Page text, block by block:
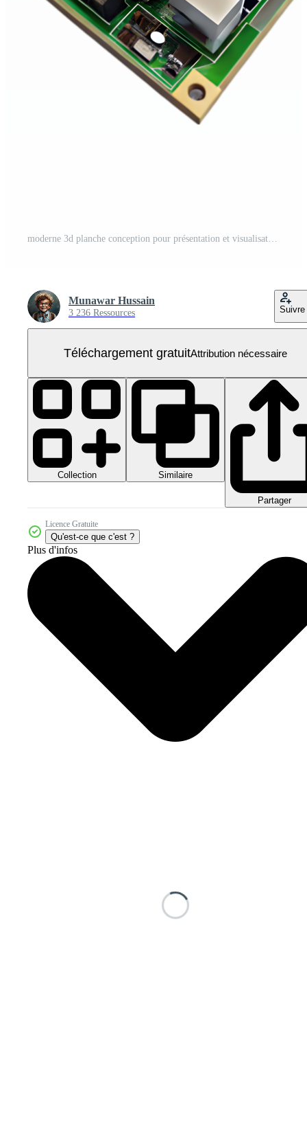
moderne 3d planche conception pour présentation et visualisation fins PNG Gratuit
Munawar Hussain
3 236 Ressources Suivre
Téléchargement gratuitAttribution nécessaire
Collection Similaire
Partager
Licence Gratuite
Qu'est-ce que c'est ?
Plus d'infos